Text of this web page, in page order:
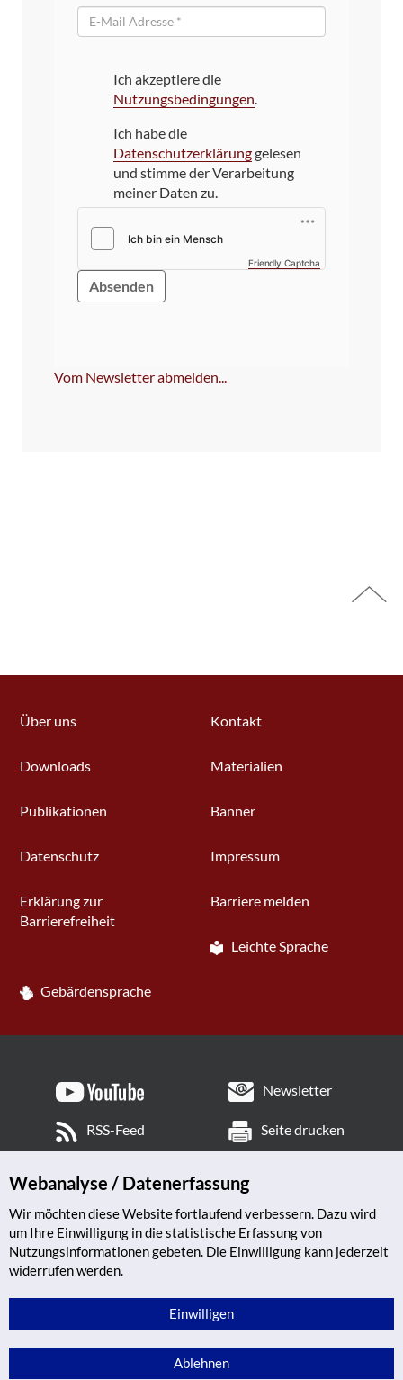
E-
Mail
Ich akzeptiere die
Nutzungsbedingungen
Ich habe die
Datenschutzerklärunggelesen
und stimme der Verarbeitung
meiner Daten zu.
Friendly Captcha
Bitte
dieses
Vom Newsletter abmelden...
Über uns Kontakt
Downloads Materialien
Publikationen Banner
Datenschutz Impressum
Erklärung zur
Barrierefreiheit
Barriere melden
Leichte Sprache
Gebärdensprache
Newsletter
RSS-Feed Seite drucken
Webanalyse / Datenerfassung
Wir möchten diese Website fortlaufend verbessern. Dazu wird
um Ihre Einwilligung in die statistische Erfassung von
Nutzungsinformationen gebeten. Die Einwilligung kann jederzeit
widerrufen werden.
Einwilligen
Ablehnen